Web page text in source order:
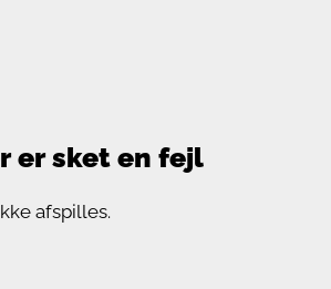
er sket en fejl
afspilles.